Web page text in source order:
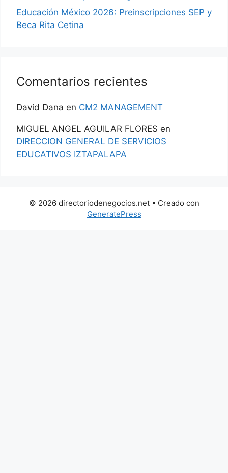
Educación México 2026: Preinscripciones SEP y
Beca Rita Cetina
Comentarios recientes
David Dana en CM2 MANAGEMENT
MIGUEL ANGEL AGUILAR FLORES en
DIRECCION GENERAL DE SERVICIOS
EDUCATIVOS IZTAPALAPA
© 2026 directoriodenegocios.net• Creado con
GeneratePress